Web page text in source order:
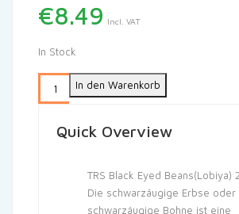
€8.49 Incl. VAT
In Stock
In den Warenkorb
Quick Overview
TRS Black Eyed Beans(Lobiya)
Die schwarzäugige Erbse oder
schwarzäugige Bohne ist eine